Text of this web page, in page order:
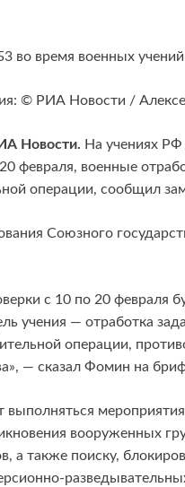
во время военных
© РИА Новости /
Новости. На учениях
февраля, военные
операции, сообщил
Союзного
с 10 по 20 февраля
учения — отработка
операции,
— сказал Фомин на
выполняться
вооруженных
а также поиску,